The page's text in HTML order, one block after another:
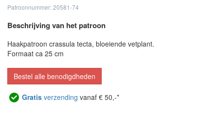
Patroonnummer: 20581-74
Beschrijving van het patroon
Haakpatroon crassula tecta, bloeiende vetplant.
Formaat ca 25 cm
Bestel alle benodigdheden
Gratis verzending vanaf € 50,-*